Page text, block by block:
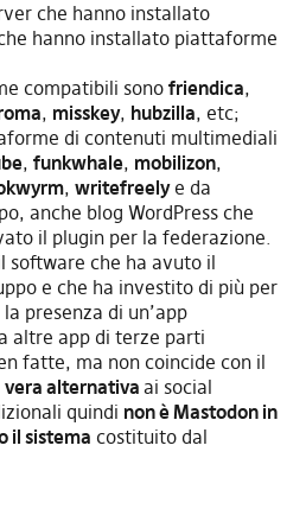
che hanno installato
hanno installato piattaforme
compatibili sono friendica,
, misskey, hubzilla, etc;
di contenuti multimediali
, funkwhale, mobilizon,
, writefreelye da
anche blog WordPress che
il plugin per la federazione.
software che ha avuto il
e che ha investito di più per
presenza di un’app
altre app di terze parti
fatte, ma non coincide con il
vera alternativa ai social
quindi non è Mastodon in
il sistema costituito dal